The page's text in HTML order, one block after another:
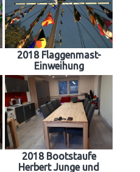
2018 Flaggenmast-
Einweihung
2018 Bootstaufe
Herbert Junge und